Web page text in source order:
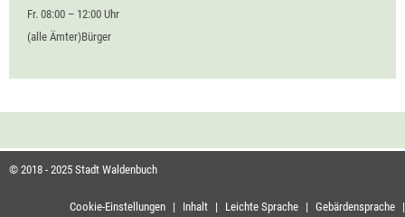
Fr. 08:00 – 12:00 Uhr
(alle Ämter)Bürger
© 2018 - 2025 Stadt Waldenbuch
Cookie-Einstellungen | Inhalt | Leichte Sprache | Gebärdensprache |